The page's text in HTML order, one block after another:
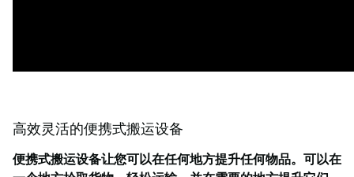
高效灵活的便携式搬运设备
便携式搬运设备让您可以在任何地方提升任何物品。可以在